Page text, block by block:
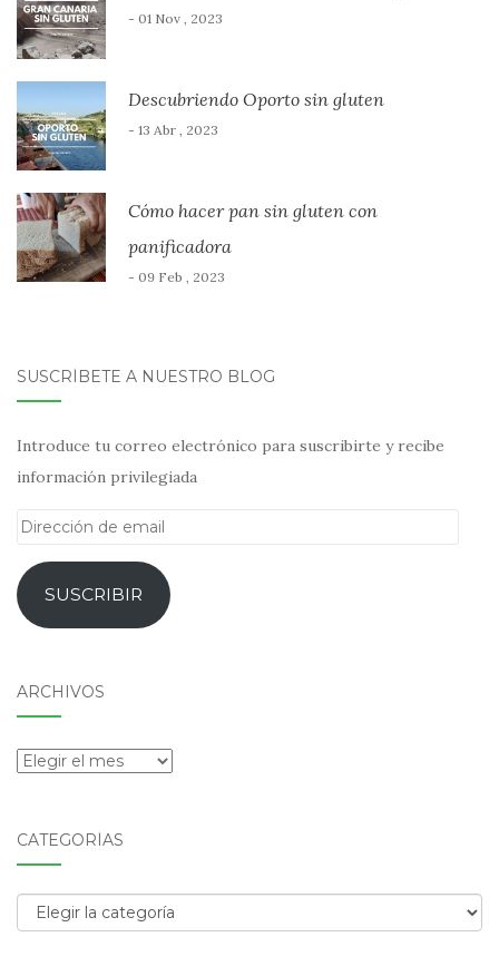
- 01 Nov , 2023
Descubriendo Oporto sin gluten
- 13 Abr , 2023
Cómo hacer pan sin gluten con
panificadora
- 09 Feb , 2023
SUSCRÍBETE A NUESTRO BLOG
Introduce tu correo electrónico para suscribirte y recibe
información privilegiada
Dirección
emailSUSCRIBIR
ARCHIVOS
Archivos
CATEGORÍAS
Categorías